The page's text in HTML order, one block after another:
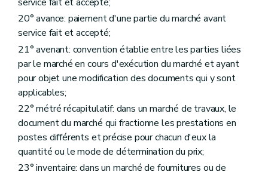
Art. 150
Art. 151
Art. 152
Art. 153
Art. 154
Art. 155
Art. 156
Art. 157
Art. 158
Art. 159
Art. 160
Chapitre 7
Dispositions finales
Art. 161
Art. 162
20° avance: paiement d'une partie du marché avant
service fait et accepté;
21° avenant: convention établie entre les parties liées
par le marché en cours d'exécution du marché et ayant
pour objet une modification des documents qui y sont
applicables;
22° métré récapitulatif: dans un marché de travaux, le
document du marché qui fractionne les prestations en
postes différents et précise pour chacun d'eux la
quantité ou le mode de détermination du prix;
23° inventaire: dans un marché de fournitures ou de